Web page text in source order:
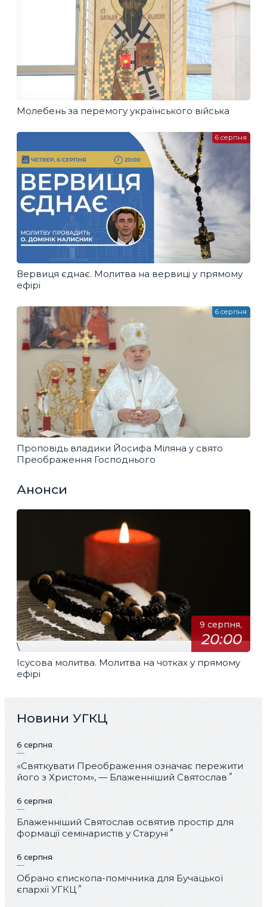
Молебень за перемогу українського війська
Вервиця єднає. Молитва на вервиці у прямому
ефірі
6 серпня
Проповідь владики Йосифа Міляна у свято
Преображення Господнього
6 серпня
Анонси
9 серпня,
20:00
\
Ісусова молитва. Молитва на чотках у прямому
ефірі
Новини УГКЦ
6 серпня
«Святкувати Преображення означає пережити
його з Христом», — Блаженніший Святослав
6 серпня
Блаженніший Святослав освятив простір для
формації семінаристів у Старуні
6 серпня
Обрано єпископа-помічника для Бучацької
єпархії УГКЦ